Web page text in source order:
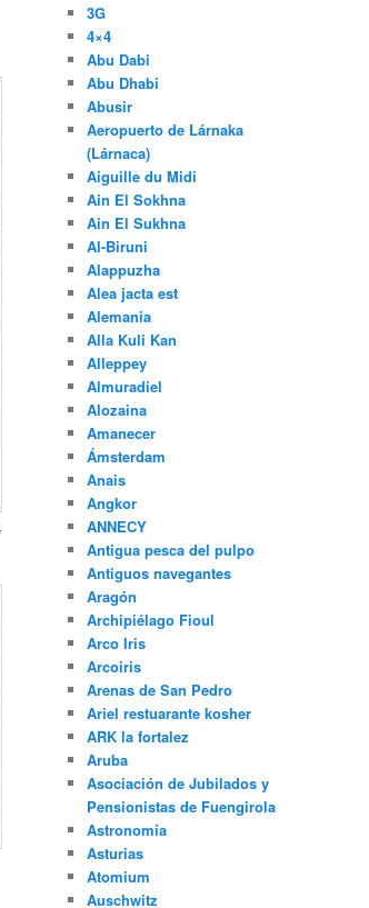
3G
4×4
Abu Dabi
Abu Dhabi
Abusir
Aeropuerto de Lárnaka
(Lárnaca)
Aiguille du Midi
Ain El Sokhna
Ain El Sukhna
Al-Biruni
Alappuzha
Alea jacta est
Alemania
Alla Kuli Kan
Alleppey
Almuradiel
Alozaina
Amanecer
Ámsterdam
Anais
Angkor
ANNECY
Antigua pesca del pulpo
Antiguos navegantes
Aragón
Archipiélago Fioul
Arco Iris
Arcoiris
Arenas de San Pedro
Ariel restuarante kosher
ARK la fortalez
Aruba
Asociación de Jubilados y
Pensionistas de Fuengirola
Astronomía
Asturias
Atomium
Auschwitz